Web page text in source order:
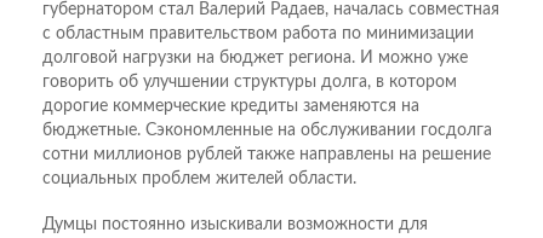
губернатором стал Валерий Радаев, началась совместная
с областным правительством работа по минимизации
долговой нагрузки на бюджет региона. И можно уже
говорить об улучшении структуры долга, в котором
дорогие коммерческие кредиты заменяются на
бюджетные. Сэкономленные на обслуживании госдолга
сотни миллионов рублей также направлены на решение
социальных проблем жителей области.
Думцы постоянно изыскивали возможности для